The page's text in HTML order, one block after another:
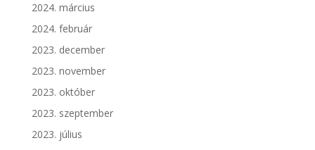
2024. március
2024. február
2023. december
2023. november
2023. október
2023. szeptember
2023. július